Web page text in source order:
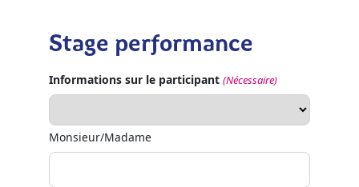
Stage performance
Informations sur le participant (Nécessaire)
Monsieur/Madame